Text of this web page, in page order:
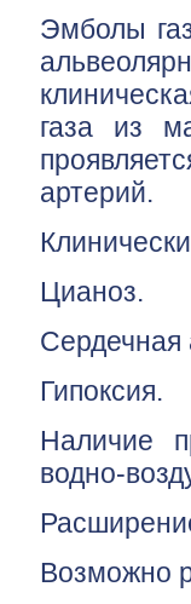
Эмболы
газа из
артерий.
Цианоз.
Сердечная
Гипоксия.
Наличие
водно-
Возможно